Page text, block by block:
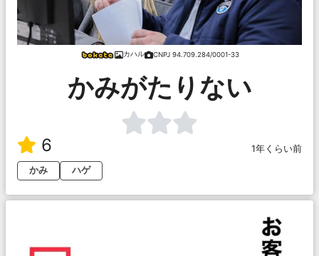
カハル CNPJ 94.709.284/0001-33
かみがたりない
6
1年くらい前
かみ
ハゲ